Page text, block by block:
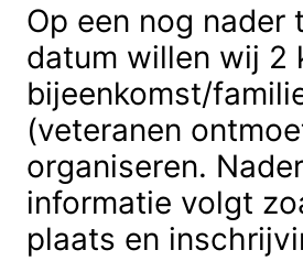
Op een nog nader
datum willen wij 2
bijeenkomst/
(veteranen
organiseren.
informatie volgt
plaats en